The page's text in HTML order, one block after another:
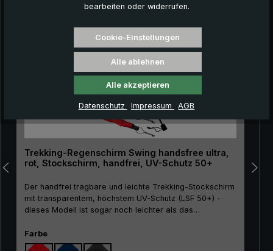
Produktgalerie überspringen
Trekking-Regenschirm Swing handsfree ultra,
rot, Stockschirm, handfrei, UV-Schutz 50+
Der handfrei tragbare und leichte Trekking-Stockschirm
mit transparentem, höchstem UV-Schutz (LSF 50+) -
dieses Modell ist sogar noch leichter als das
Stockschirm "Swing handsfree ultra" ist eine innovative
Lösung für alle, die gerne in der Natur unterwegs sind,
Farbeauswählen
bearbeiten oder widerrufen.
Cookie-Einstellungen
Alle ablehnen
Alle akzeptieren
Datenschutz Impressum AGB